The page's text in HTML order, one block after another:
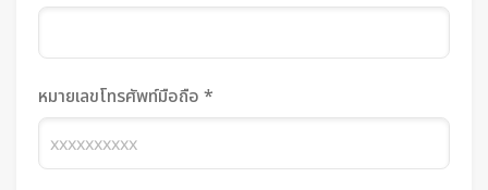
หมายเลขโทรศัพท์มือถือ *